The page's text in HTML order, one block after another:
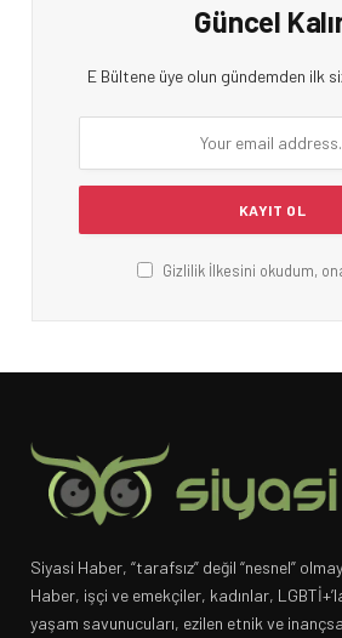
Güncel
E Bültene üye olun gündemden ilk
Gizlilik İlkesini okudum,
Siyasi Haber, “tarafsız” değil “nesnel”
Haber, işçi ve emekçiler, kadınlar,
yaşam savunucuları, ezilen etnik ve